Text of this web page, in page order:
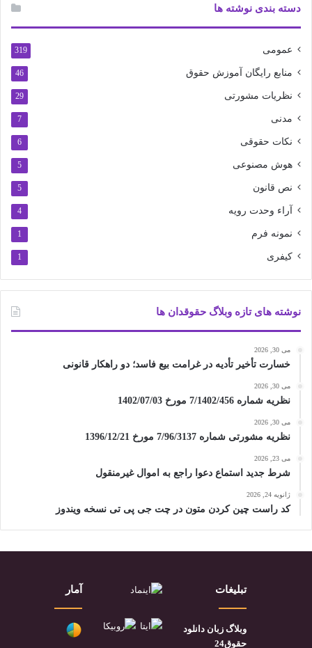
دسته بندی نوشته ها
عمومی 319
منابع رایگان آموزش حقوق 46
نظریات مشورتی 29
مدنی 7
نکات حقوقی 6
هوش مصنوعی 5
نص قانون 5
آراء وحدت رویه 4
نمونه فرم 1
کیفری 1
نوشته های تازه وبلاگ حقوقدان ها
می 30, 2026
خسارت تأخیر تأدیه در غرامت بیع فاسد؛ دو راهکار قانونی
می 30, 2026
نظریه شماره 7/1402/456 مورخ 1402/07/03
می 30, 2026
نظریه مشورتی شماره 7/96/3137 مورخ 1396/12/21
می 23, 2026
شرط جدید استماع دعوا راجع به اموال غیرمنقول
ژانویه 24, 2026
کد راست چین کردن متون در چت جی پی تی نسخه ویندوز
تبلیغات
وبلاگ زبان دانلود
حقوق24
آمار